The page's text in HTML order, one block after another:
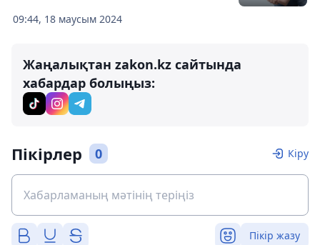
09:44, 18 маусым 2024
Жаңалықтан zakon.kz сайтында
хабардар болыңыз:
Пікірлер 0 Кіру
Пікір жазу